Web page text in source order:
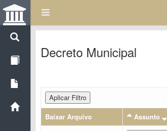
Decreto Municipal
Aplicar Filtro
Baixar Arquivo
Assunto